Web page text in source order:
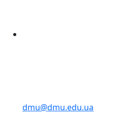
dmu@dmu.edu.ua